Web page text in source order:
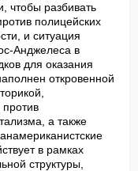
чтобы разбивать
полицейских
и ситуация
Анджелеса в
для оказания
откровенной
а также
в рамках
структуры,